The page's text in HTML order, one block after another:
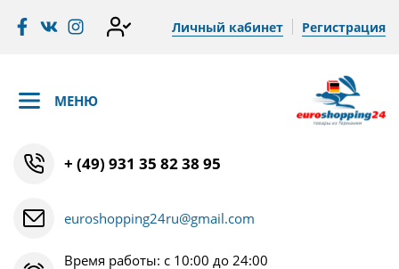
Личный кабинет Регистрация
МЕНЮ
+ (49) 931 35 82 38 95
euroshopping24ru@gmail.com
Время работы: с 10:00 до 24:00